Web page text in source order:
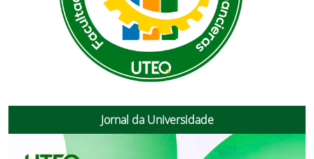
Jornal da Universidade